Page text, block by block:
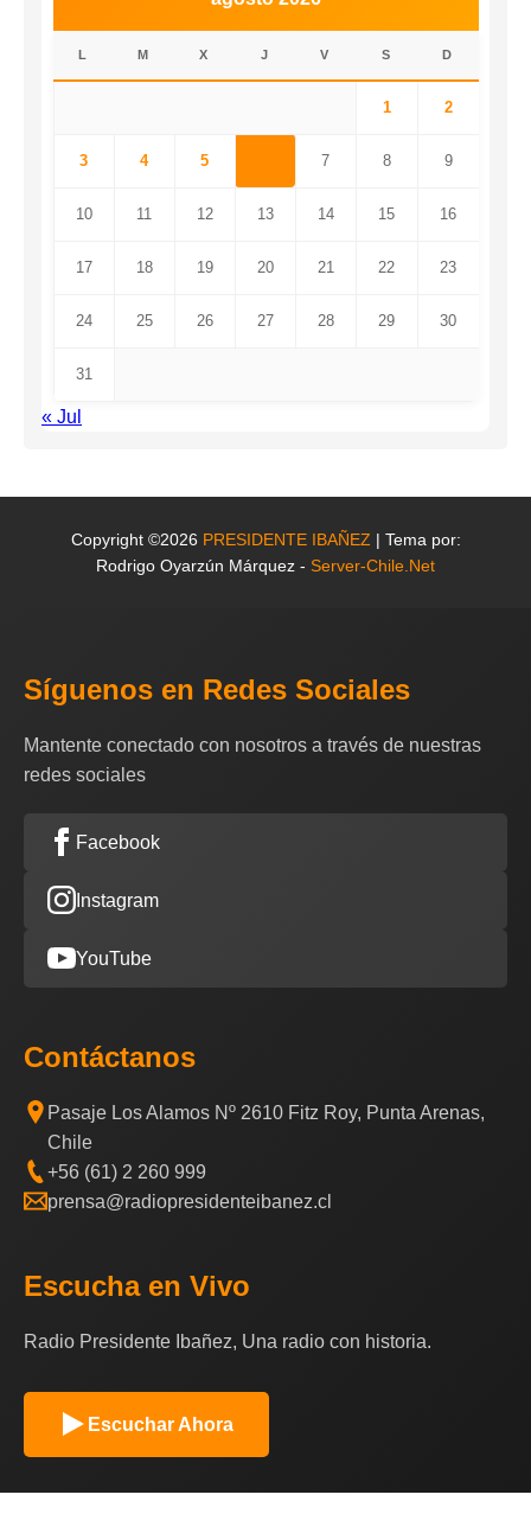
L M X J V S D
1 2
3 4 5 7 8 9
10 11 12 13 14 15 16
17 18 19 20 21 22 23
24 25 26 27 28 29 30
31
« Jul
Copyright ©2026 PRESIDENTE IBAÑEZ | Tema por:
Rodrigo Oyarzún Márquez - Server-Chile.Net
Síguenos en Redes Sociales
Mantente conectado con nosotros a través de nuestras
redes sociales
Facebook
Instagram
YouTube
Contáctanos
Pasaje Los Alamos Nº 2610 Fitz Roy, Punta Arenas,
Chile
+56 (61) 2 260 999
prensa@radiopresidenteibanez.cl
Escucha en Vivo
Radio Presidente Ibañez, Una radio con historia.
Escuchar Ahora